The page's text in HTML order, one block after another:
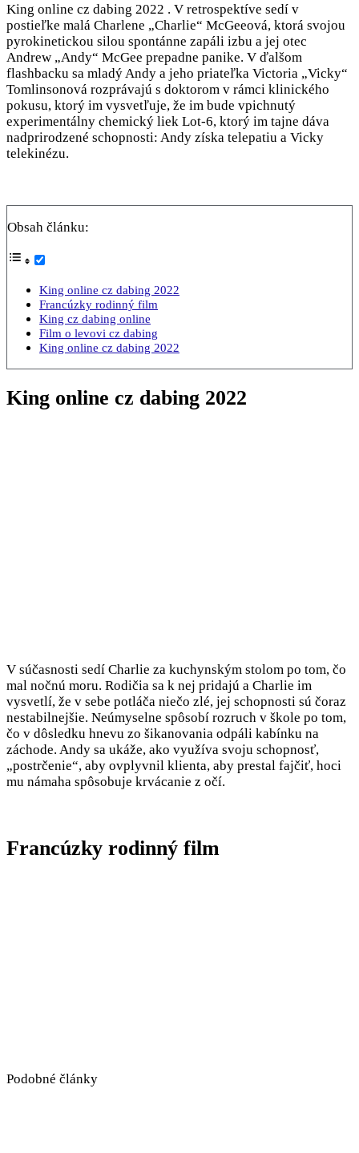
King online cz dabing 2022 . V retrospektíve sedí v
postieľke malá Charlene „Charlie“ McGeeová, ktorá svojou
pyrokinetickou silou spontánne zapáli izbu a jej otec
Andrew „Andy“ McGee prepadne panike. V ďalšom
flashbacku sa mladý Andy a jeho priateľka Victoria „Vicky“
Tomlinsonová rozprávajú s doktorom v rámci klinického
pokusu, ktorý im vysvetľuje, že im bude vpichnutý
experimentálny chemický liek Lot-6, ktorý im tajne dáva
nadprirodzené schopnosti: Andy získa telepatiu a Vicky
telekinézu.
Obsah článku:
King online cz dabing 2022
Francúzky rodinný film
King cz dabing online
Film o levovi cz dabing
King online cz dabing 2022
King online cz dabing 2022
V súčasnosti sedí Charlie za kuchynským stolom po tom, čo
mal nočnú moru. Rodičia sa k nej pridajú a Charlie im
vysvetlí, že v sebe potláča niečo zlé, jej schopnosti sú čoraz
nestabilnejšie. Neúmyselne spôsobí rozruch v škole po tom,
čo v dôsledku hnevu zo šikanovania odpáli kabínku na
záchode. Andy sa ukáže, ako využíva svoju schopnosť,
„postrčenie“, aby ovplyvnil klienta, aby prestal fajčiť, hoci
mu námaha spôsobuje krvácanie z očí.
Francúzky rodinný film
Podobné články